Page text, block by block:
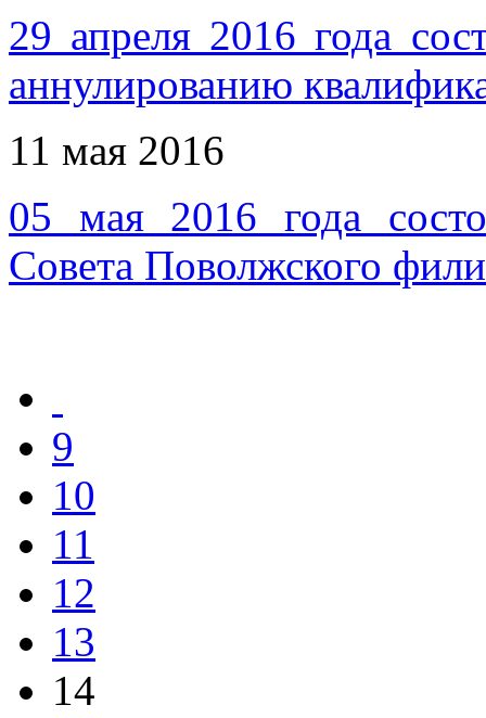
29 апреля 2016 года
аннулированию
11 мая 2016
05 мая 2016 года
Совета Поволжского
9
10
11
12
13
14